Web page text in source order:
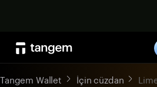
Tangem Wallet İçin cüzdan